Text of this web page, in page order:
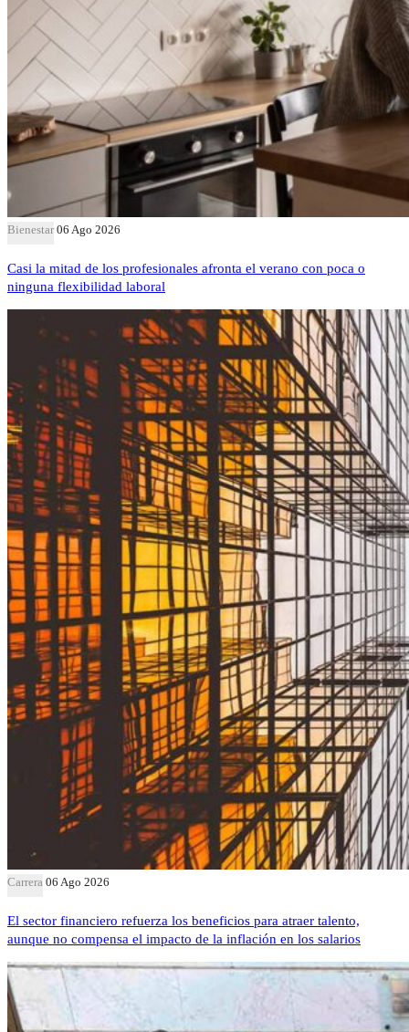
Bienestar 06 Ago 2026
Casi la mitad de los profesionales afronta el verano con poca o
ninguna flexibilidad laboral
Carrera 06 Ago 2026
El sector financiero refuerza los beneficios para atraer talento,
aunque no compensa el impacto de la inflación en los salarios